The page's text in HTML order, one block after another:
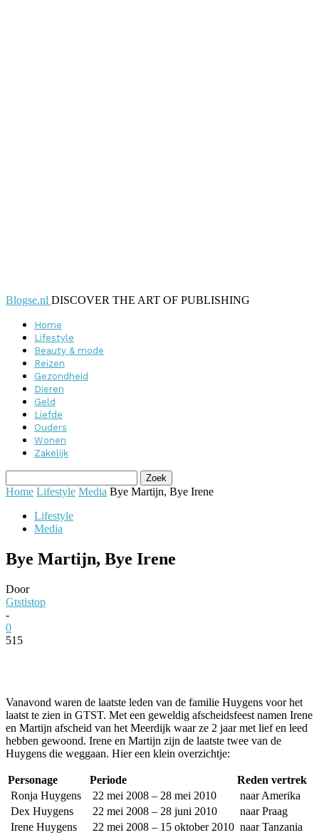
Blogse.nl DISCOVER THE ART OF PUBLISHING
Home
Lifestyle
Beauty & mode
Reizen
Gezondheid
Dieren
Geld
Liefde
Ouders
Wonen
Zakelijk
Home Lifestyle Media Bye Martijn, Bye Irene
Lifestyle
Media
Bye Martijn, Bye Irene
Door
Gtstistop
-
0
515
Vanavond waren de laatste leden van de familie Huygens voor het
laatst te zien in GTST. Met een geweldig afscheidsfeest namen Irene
en Martijn afscheid van het Meerdijk waar ze 2 jaar met lief en leed
hebben gewoond. Irene en Martijn zijn de laatste twee van de
Huygens die weggaan. Hier een klein overzichtje:
Personage Periode
Reden vertrek
Ronja Huygens
22 mei 2008 – 28 mei 2010
naar Amerika
Dex Huygens
22 mei 2008 – 28 juni 2010
naar Praag
Irene Huygens
22 mei 2008 – 15 oktober 2010 naar Tanzania